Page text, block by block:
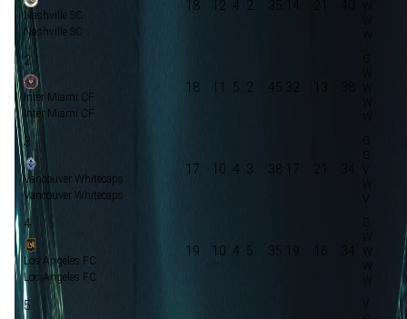
Nashville SC
Nashville SC
18 12 4 2 35:14
2
Inter Miami CF
Inter Miami CF
18 11 5 2 45:32
3
Vancouver Whitecaps
Vancouver Whitecaps
17 10 4 3 38:17
4
Los Angeles FC
Los Angeles FC
19 10 4 5 35:19
5